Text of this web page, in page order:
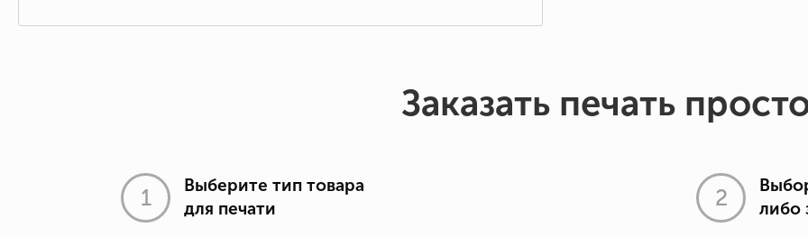
Заказать печать
Выберите тип товара
для печати
либо